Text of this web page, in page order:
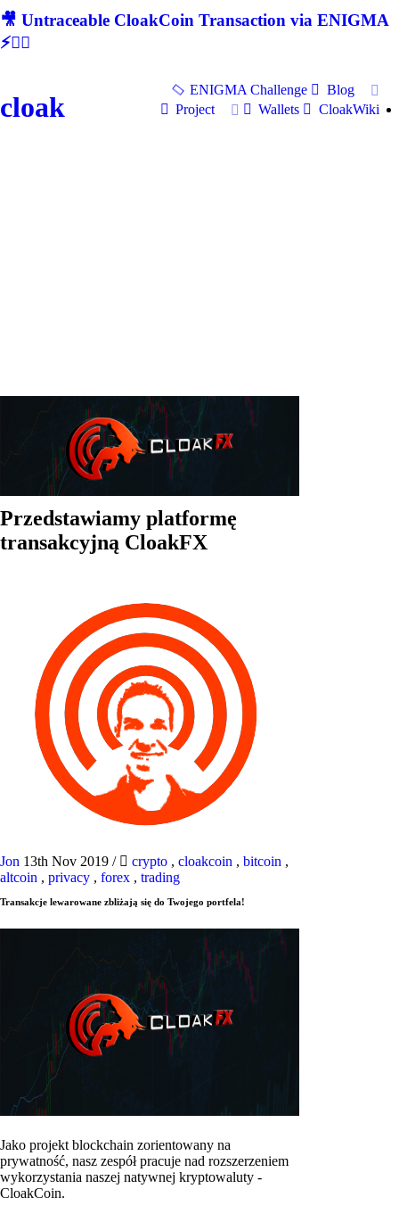
🎥 Untraceable CloakCoin Transaction via ENIGMA
⚡🕵‍♂
cloak
ENIGMA Challenge
Blog
Project
Wallets CloakWiki
Przedstawiamy platformę
transakcyjną CloakFX
Jon 13th Nov 2019 / crypto , cloakcoin , bitcoin ,
altcoin , privacy , forex , trading
Transakcje lewarowane zbliżają się do Twojego portfela!
Jako projekt blockchain zorientowany na
prywatność, nasz zespół pracuje nad rozszerzeniem
wykorzystania naszej natywnej kryptowaluty -
CloakCoin.